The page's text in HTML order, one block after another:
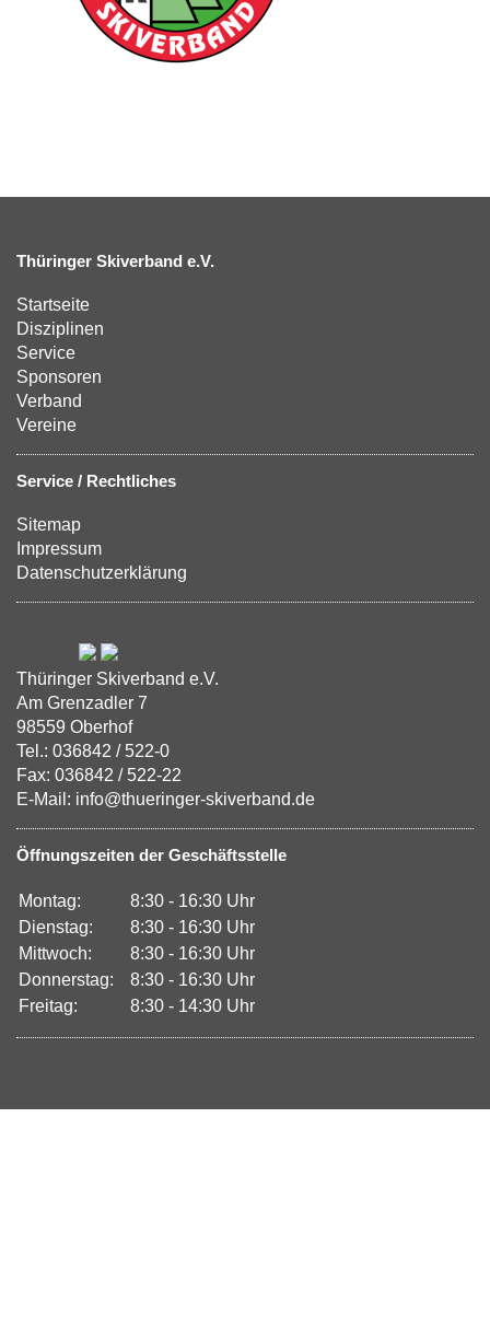
Thüringer Skiverband e.V.
Startseite
Disziplinen
Service
Sponsoren
Verband
Vereine
Service / Rechtliches
Sitemap
Impressum
Datenschutzerklärung
Thüringer Skiverband e.V.
Am Grenzadler 7
98559 Oberhof
Tel.: 036842 / 522-0
Fax: 036842 / 522-22
E-Mail: info@thueringer-skiverband.de
Öffnungszeiten der Geschäftsstelle
Montag:
8:30 - 16:30 Uhr
Dienstag:
8:30 - 16:30 Uhr
Mittwoch:
8:30 - 16:30 Uhr
Donnerstag:
8:30 - 16:30 Uhr
Freitag:
8:30 - 14:30 Uhr